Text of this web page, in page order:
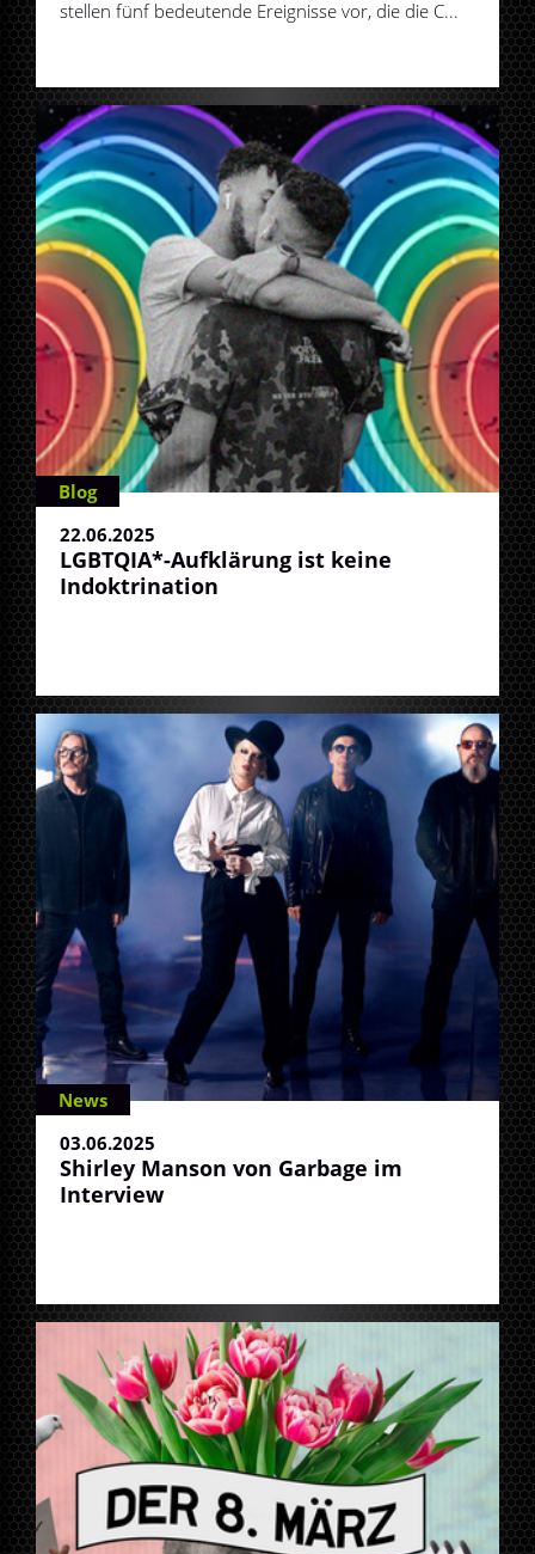
stellen fünf bedeutende Ereignisse vor, die die C...
Blog
22.06.2025
LGBTQIA*-Aufklärung ist keine
Indoktrination
News
03.06.2025
Shirley Manson von Garbage im
Interview